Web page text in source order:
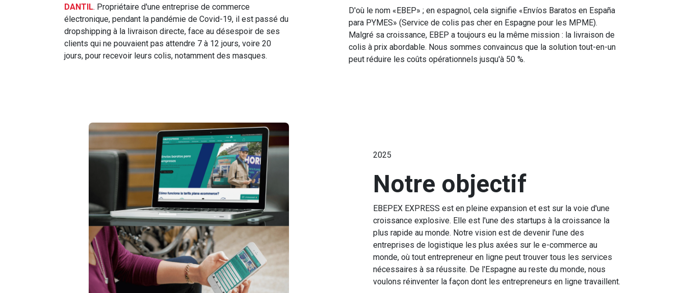
DANTIL. Propriétaire d'une entreprise de commerce
électronique, pendant la pandémie de Covid-19, il est passé du
dropshipping à la livraison directe, face au désespoir de ses
clients qui ne pouvaient pas attendre 7 à 12 jours, voire 20
jours, pour recevoir leurs colis, notamment des masques.
D'où le nom «EBEP» ; en espagnol, cela signifie «Envíos Baratos en España
para PYMES» (Service de colis pas cher en Espagne pour les MPME).
Malgré sa croissance, EBEP a toujours eu la même mission : la livraison de
colis à prix abordable. Nous sommes convaincus que la solution tout-en-un
peut réduire les coûts opérationnels jusqu'à 50 %.
2025
Notre objectif
EBEPEX EXPRESS est en pleine expansion et est sur la voie d'une
croissance explosive. Elle est l'une des startups à la croissance la
plus rapide au monde. Notre vision est de devenir l'une des
entreprises de logistique les plus axées sur le e-commerce au
monde, où tout entrepreneur en ligne peut trouver tous les services
nécessaires à sa réussite. De l'Espagne au reste du monde, nous
voulons réinventer la façon dont les entrepreneurs en ligne travaillent.